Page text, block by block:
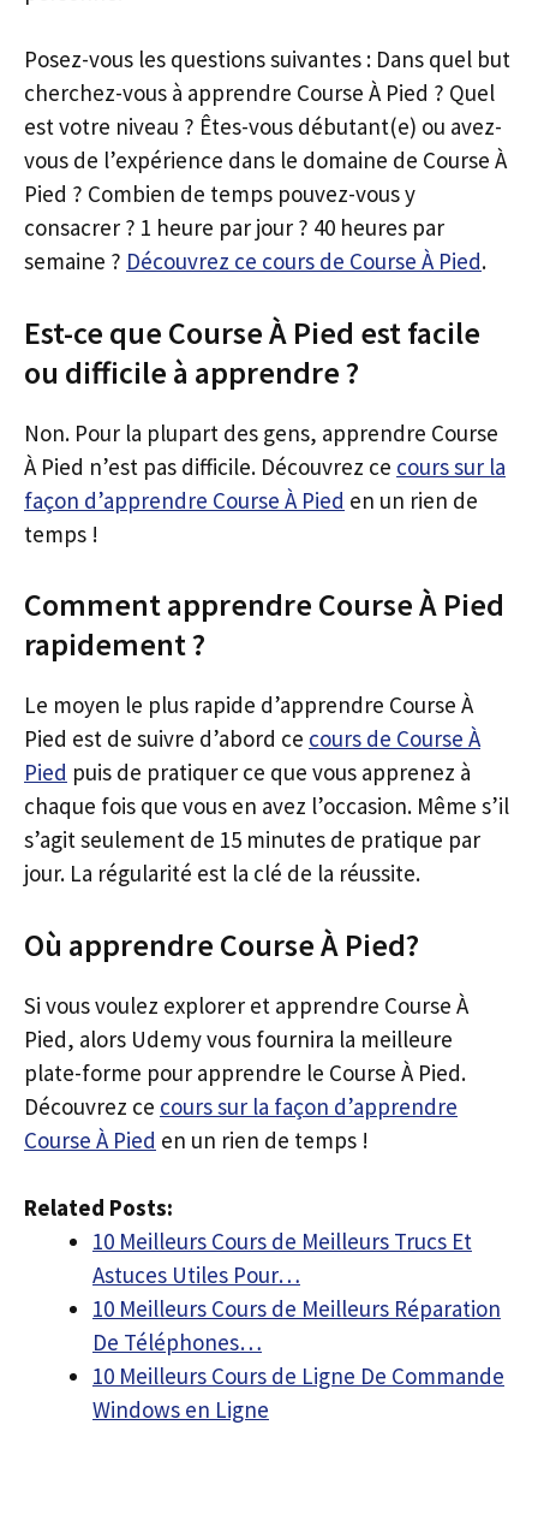
Posez-vous les questions suivantes : Dans quel but
cherchez-vous à apprendre Course À Pied ? Quel
est votre niveau ? Êtes-vous débutant(e) ou avez-
vous de l’expérience dans le domaine de Course À
Pied ? Combien de temps pouvez-vous y
consacrer ? 1 heure par jour ? 40 heures par
semaine ? Découvrez ce cours de Course À Pied.
Est-ce que Course À Pied est facile
ou difficile à apprendre ?
Non. Pour la plupart des gens, apprendre Course
À Pied n’est pas difficile. Découvrez ce cours sur la
façon d’apprendre Course À Pied en un rien de
temps !
Comment apprendre Course À Pied
rapidement ?
Le moyen le plus rapide d’apprendre Course À
Pied est de suivre d’abord ce cours de Course À
Pied puis de pratiquer ce que vous apprenez à
chaque fois que vous en avez l’occasion. Même s’il
s’agit seulement de 15 minutes de pratique par
jour. La régularité est la clé de la réussite.
Où apprendre Course À Pied?
Si vous voulez explorer et apprendre Course À
Pied, alors Udemy vous fournira la meilleure
plate-forme pour apprendre le Course À Pied.
Découvrez ce cours sur la façon d’apprendre
Course À Pied en un rien de temps !
Related Posts:
10 Meilleurs Cours de Meilleurs Trucs Et
Astuces Utiles Pour…
10 Meilleurs Cours de Meilleurs Réparation
De Téléphones…
10 Meilleurs Cours de Ligne De Commande
Windows en Ligne